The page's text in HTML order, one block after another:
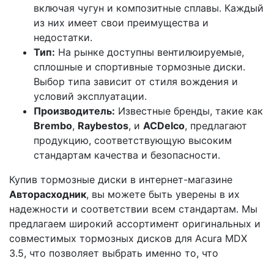
включая чугун и композитные сплавы. Каждый
из них имеет свои преимущества и
недостатки.
Тип: На рынке доступны вентилюируемые,
сплошные и спортивные тормозные диски.
Выбор типа зависит от стиля вождения и
условий эксплуатации.
Производитель: Известные бренды, такие как
Brembo, Raybestos, и ACDelco, предлагают
продукцию, соответствующую высоким
стандартам качества и безопасности.
Купив тормозные диски в интернет-магазине
Авторасходник, вы можете быть уверены в их
надежности и соответствии всем стандартам. Мы
предлагаем широкий ассортимент оригинальных и
совместимых тормозных дисков для Acura MDX
3.5, что позволяет выбрать именно то, что